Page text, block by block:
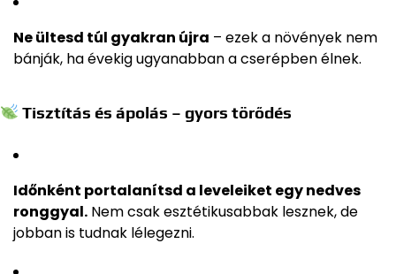
Ne ültesd túl gyakran újra – ezek a növények nem
bánják, ha évekig ugyanabban a cserépben élnek.
Tisztítás és ápolás – gyors törődés
Időnként portalanítsd a leveleiket egy nedves
ronggyal. Nem csak esztétikusabbak lesznek, de
jobban is tudnak lélegezni.